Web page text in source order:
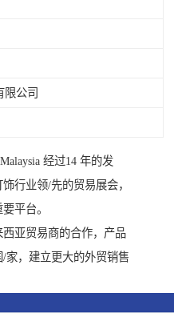
限公司
经过14 年的发
行业领/先的贸易展会，
平台。
亚贸易商的合作，产品
家，建立更大的外贸销售